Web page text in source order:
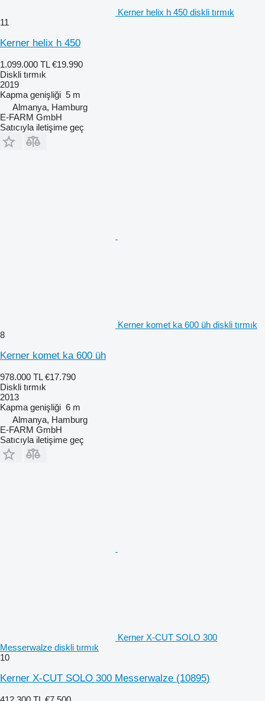
Kerner helix h 450 diskli tırmık
11
Kerner helix h 450
1.099.000 TL €19.990
Diskli tırmık
2019
Kapma genişliği 5 m
Almanya, Hamburg
E-FARM GmbH
Satıcıyla iletişime geç
Kerner komet ka 600 üh diskli tırmık
8
Kerner komet ka 600 üh
978.000 TL €17.790
Diskli tırmık
2013
Kapma genişliği 6 m
Almanya, Hamburg
E-FARM GmbH
Satıcıyla iletişime geç
Kerner X-CUT SOLO 300
Messerwalze diskli tırmık
10
Kerner X-CUT SOLO 300 Messerwalze (10895)